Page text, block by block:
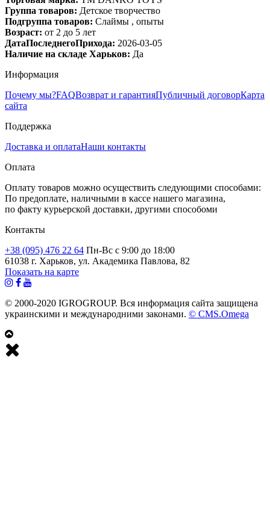
Группа товаров: Детское творчество
Подгруппа товаров: Слаймы , опыты
Возраст: от 2 до 5 лет
ДатаПоследнегоПрихода: 2026-03-05
Наличие на складе Харьков: Да
Информация
Почему мы?FAQВозврат и гарантияПубличный договорКарта
сайта
Поддержка
Доставка и оплатаНаши контакты
Оплата
Оплату товаров можно осуществить следующими способами:
По предоплате, наличными в кассе нашего магазина,
по факту курьерской доставки, другими способоми
Контакты
+38 (095) 476 22 64 Пн-Вс с 9:00 до 18:00
61038 г. Харьков, ул. Академика Павлова, 82
Показать на карте
© 2000-2020 IGROGROUP. Вся информация сайта защищена
украинскими и международними законами. © CMS.Omega